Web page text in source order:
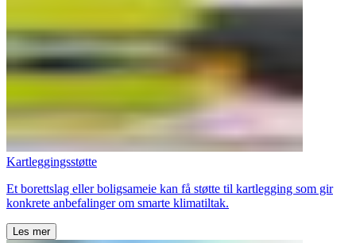
Kartleggingsstøtte
Et borettslag eller boligsameie kan få støtte til kartlegging som gir
konkrete anbefalinger om smarte klimatiltak.
Les mer